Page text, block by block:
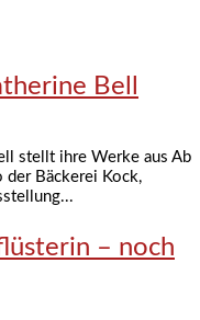
Bell
stellt ihre Werke aus Ab
Bäckerei Kock,
– noch